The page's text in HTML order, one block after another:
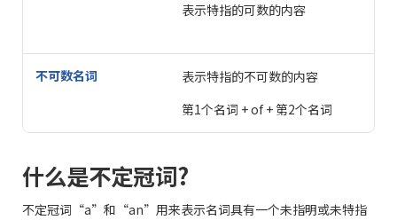
表示特指的可数的内容
不可数名词
表示特指的不可数的内容
第1个名词 + of + 第2个名词
什么是不定冠词?
不定冠词“a”和“an”用来表示名词具有一个未指明或未特指